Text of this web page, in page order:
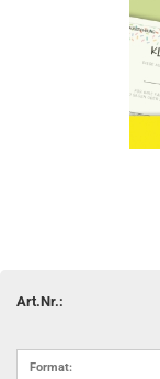
Art.Nr.:
Format: